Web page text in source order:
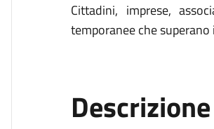
Cittadini, imprese,
temporanee che
Descrizione